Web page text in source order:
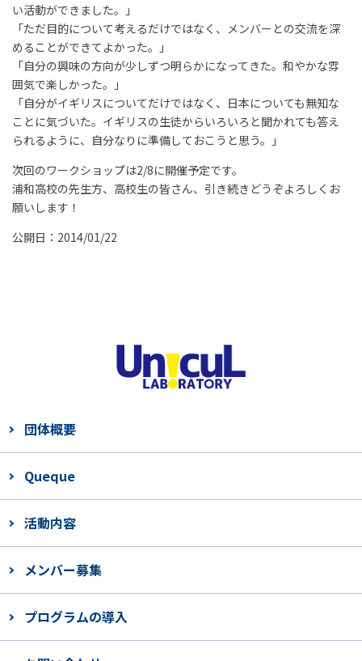
い活動ができました。」
「ただ目的について考えるだけではなく、メンバーとの交流を深
めることができてよかった。」
「自分の興味の方向が少しずつ明らかになってきた。和やかな雰
囲気で楽しかった。」
「自分がイギリスについてだけではなく、日本についても無知な
ことに気づいた。イギリスの生徒からいろいろと聞かれても答え
られるように、自分なりに準備しておこうと思う。」
次回のワークショップは2/8に開催予定です。
浦和高校の先生方、高校生の皆さん、引き続きどうぞよろしくお
願いします！
公開日：2014/01/22
団体概要
Queque
活動内容
メンバー募集
プログラムの導入